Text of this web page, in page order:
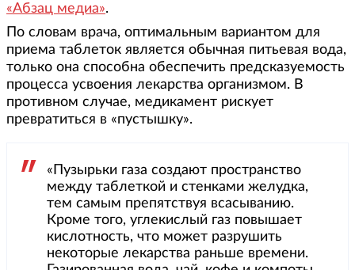
«Абзац медиа».
По словам врача, оптимальным вариантом для
приема таблеток является обычная питьевая вода,
только она способна обеспечить предсказуемость
процесса усвоения лекарства организмом. В
противном случае, медикамент рискует
превратиться в «пустышку».
«Пузырьки газа создают пространство
между таблеткой и стенками желудка,
тем самым препятствуя всасыванию.
Кроме того, углекислый газ повышает
кислотность, что может разрушить
некоторые лекарства раньше времени.